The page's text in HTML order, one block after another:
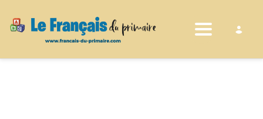
Toggle